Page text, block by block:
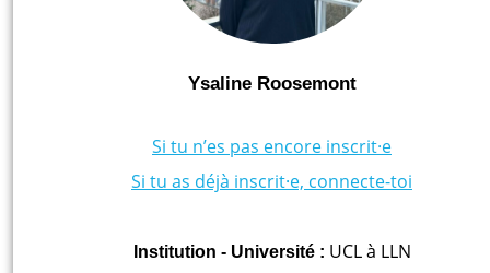
Ysaline Roosemont
Si tu n’es pas encore inscrit·e
Si tu as déjà inscrit·e, connecte-toi
Institution - Université : UCL à LLN